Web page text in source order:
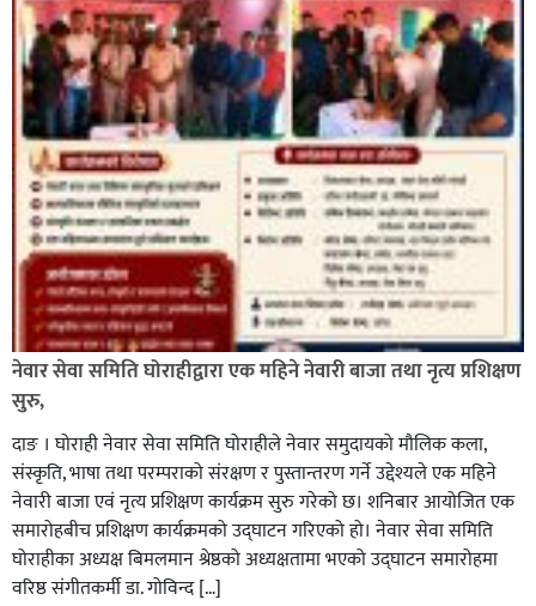
नेवार सेवा समिति घोराहीद्वारा एक महिने नेवारी बाजा तथा नृत्य प्रशिक्षण
सुरु,
दाङ । घोराही नेवार सेवा समिति घोराहीले नेवार समुदायको मौलिक कला,
संस्कृति, भाषा तथा परम्पराको संरक्षण र पुस्तान्तरण गर्ने उद्देश्यले एक महिने
नेवारी बाजा एवं नृत्य प्रशिक्षण कार्यक्रम सुरु गरेको छ। शनिबार आयोजित एक
समारोहबीच प्रशिक्षण कार्यक्रमको उद्घाटन गरिएको हो। नेवार सेवा समिति
घोराहीका अध्यक्ष बिमलमान श्रेष्ठको अध्यक्षतामा भएको उद्घाटन समारोहमा
वरिष्ठ संगीतकर्मी डा. गोविन्द […]